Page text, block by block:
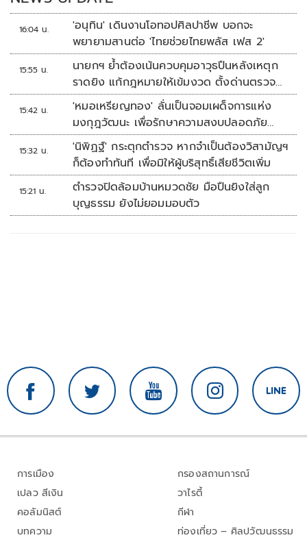
16:04 น.
'อนุทิน' เดินงานโอทอปศิลปาชีพ บอกจะ
พยายามสานต่อ 'ไทยช่วยไทยพลัส เฟส 2'
15:55 น.
นายกฯ ย้ำต้องเน้นควบคุมอาวุธปืนหลังเหตุก
ราดยิง แก้กฎหมายให้เข้มงวด ตั้งด่านตรวจ
เพิ่ม
15:42 น.
'หมอเหรียญทอง' ลั่นเป็นจอมเผด็จการแห่ง
มงกุฎวัฒนะ เพื่อรักษาความสงบปลอดภัย
ภายในรพ.
15:32 น.
'นิพิฏฐ์' กระตุกตำรวจ หากจำเป็นต้องวิสามัญฯ
ก็ต้องทำทันที เพื่อมิให้ผู้บริสุทธิ์เสียชีวิตเพิ่ม
15:21 น.
ตำรวจปิดล้อมบ้านหมวดชัย มือปืนยิงใส่ลูก
บุญธรรม ยังไม่ยอมมอบตัว
การเมือง
เปลว สีเงิน
คอลัมนิสต์
บทความ
กรองสถานการณ์
วาไรตี้
กีฬา
ท่องเที่ยว – ศิลปวัฒนธรรม